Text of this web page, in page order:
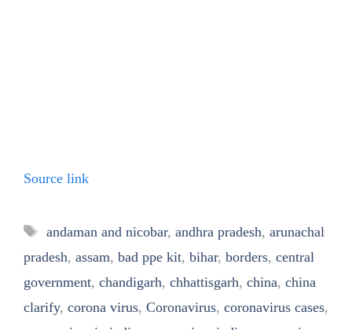
Source link
Tags
andaman and nicobar, andhra pradesh, arunachal
pradesh, assam, bad ppe kit, bihar, borders, central
government, chandigarh, chhattisgarh, china, china
clarify, corona virus, Coronavirus, coronavirus cases,